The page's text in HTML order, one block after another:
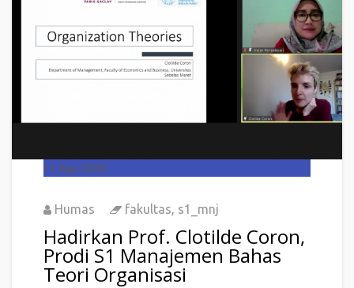
11 Agu 2026
Humas fakultas, s1_mnj
Hadirkan Prof. Clotilde Coron,
Prodi S1 Manajemen Bahas
Teori Organisasi